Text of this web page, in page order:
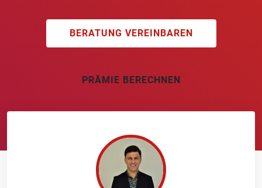
BERATUNG VEREINBAREN
PRÄMIE BERECHNEN